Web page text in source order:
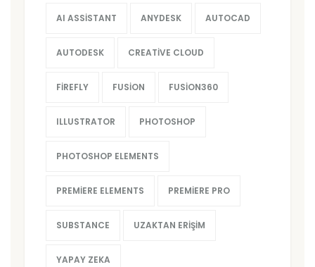
AI ASSISTANT ANYDESK AUTOCAD
AUTODESK CREATIVE CLOUD
FIREFLY FUSION FUSION360
ILLUSTRATOR PHOTOSHOP
PHOTOSHOP ELEMENTS
PREMIERE ELEMENTS PREMIERE PRO
SUBSTANCE UZAKTAN ERIŞIM
YAPAY ZEKA